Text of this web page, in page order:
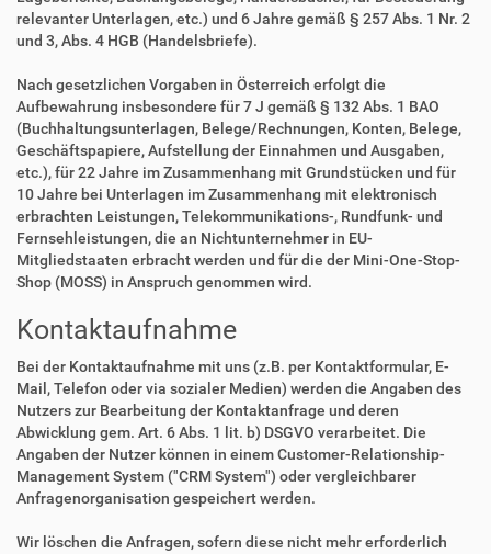
relevanter Unterlagen, etc.) und 6 Jahre gemäß § 257 Abs. 1 Nr. 2
und 3, Abs. 4 HGB (Handelsbriefe).
Nach gesetzlichen Vorgaben in Österreich erfolgt die
Aufbewahrung insbesondere für 7 J gemäß § 132 Abs. 1 BAO
(Buchhaltungsunterlagen, Belege/Rechnungen, Konten, Belege,
Geschäftspapiere, Aufstellung der Einnahmen und Ausgaben,
etc.), für 22 Jahre im Zusammenhang mit Grundstücken und für
10 Jahre bei Unterlagen im Zusammenhang mit elektronisch
erbrachten Leistungen, Telekommunikations-, Rundfunk- und
Fernsehleistungen, die an Nichtunternehmer in EU-
Mitgliedstaaten erbracht werden und für die der Mini-One-Stop-
Shop (MOSS) in Anspruch genommen wird.
Kontaktaufnahme
Bei der Kontaktaufnahme mit uns (z.B. per Kontaktformular, E-
Mail, Telefon oder via sozialer Medien) werden die Angaben des
Nutzers zur Bearbeitung der Kontaktanfrage und deren
Abwicklung gem. Art. 6 Abs. 1 lit. b) DSGVO verarbeitet. Die
Angaben der Nutzer können in einem Customer-Relationship-
Management System ("CRM System") oder vergleichbarer
Anfragenorganisation gespeichert werden.
Wir löschen die Anfragen, sofern diese nicht mehr erforderlich